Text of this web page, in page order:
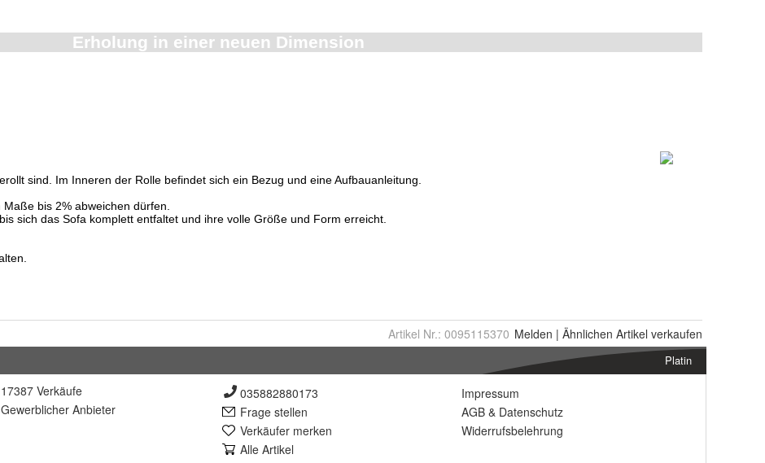
Artikel Nr.: 0095115370 Melden | Ähnlichen Artikel verkaufen
Platin
17387 Verkäufe
Gewerblicher Anbieter
035882880173
Frage stellen
Verkäufer merken
Alle Artikel
Impressum
AGB & Datenschutz
Widerrufsbelehrung